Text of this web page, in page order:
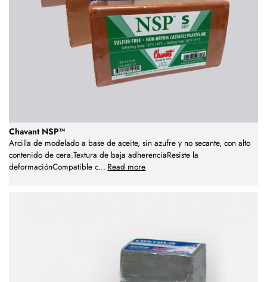
Chavant NSP™
Arcilla de modelado a base de aceite, sin azufre y no secante, con alto
contenido de cera.Textura de baja adherenciaResiste la
deformaciónCompatible c... Read more